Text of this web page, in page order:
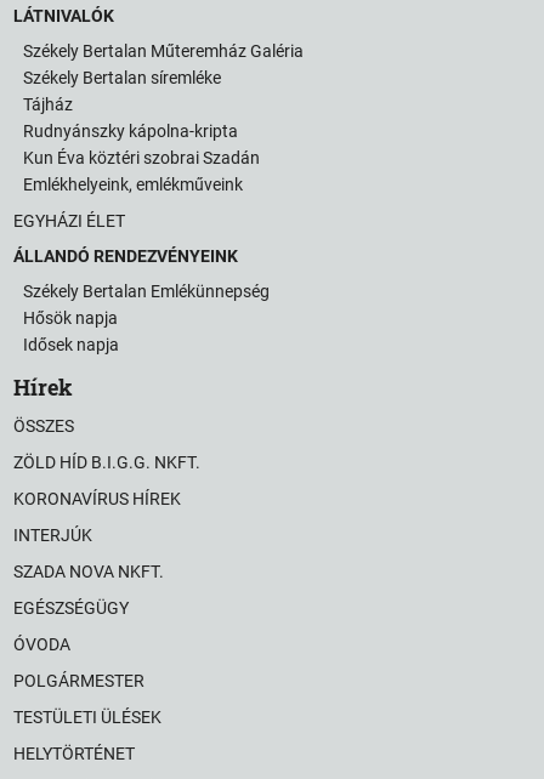
LÁTNIVALÓK
Székely Bertalan Műteremház Galéria
Székely Bertalan síremléke
Tájház
Rudnyánszky kápolna-kripta
Kun Éva köztéri szobrai Szadán
Emlékhelyeink, emlékműveink
EGYHÁZI ÉLET
ÁLLANDÓ RENDEZVÉNYEINK
Székely Bertalan Emlékünnepség
Hősök napja
Idősek napja
Hírek
ÖSSZES
ZÖLD HÍD B.I.G.G. NKFT.
KORONAVÍRUS HÍREK
INTERJÚK
SZADA NOVA NKFT.
EGÉSZSÉGÜGY
ÓVODA
POLGÁRMESTER
TESTÜLETI ÜLÉSEK
HELYTÖRTÉNET